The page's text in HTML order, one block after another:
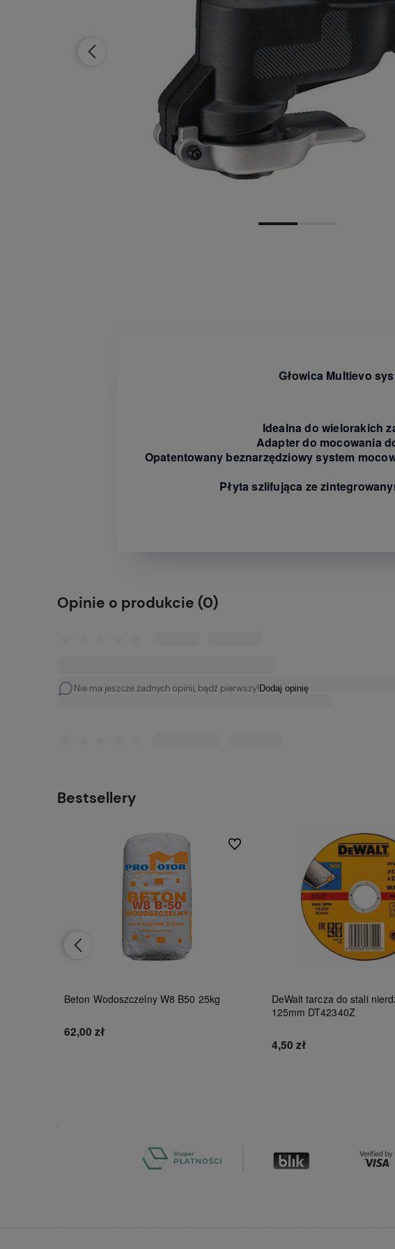
brak towaru
Głowica Multievo
Idealna do wielorakich
Adapter do mocowania
Opatentowany beznarzędziowy system
Płyta szlifująca ze
Opinie o produkcie (0)
Nie ma jeszcze żadnych opinii, bądź pierwszy! Dodaj opinię
Bestsellery
Beton Wodoszczelny W8 B50 25kg
62,00 zł
Do ulubionych
DeWalt tarcza do stali
125mm DT42340Z
4,50 zł